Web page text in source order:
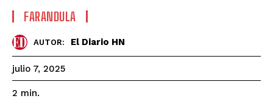
FARANDULA
AUTOR: El Diario HN
julio 7, 2025
2 min.